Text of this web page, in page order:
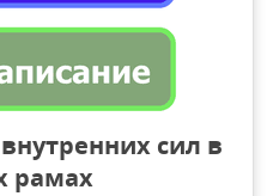
сил в
рамах